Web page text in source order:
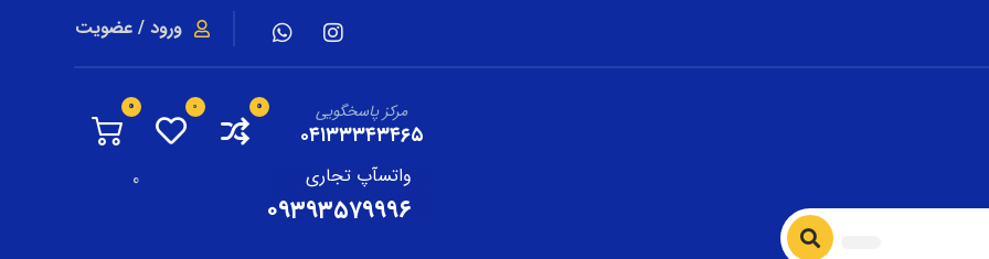
ورود / عضویت
0
مرکز پاسخگویی
۰۴۱۳۳۳۴۳۴۶۵
واتسآپ تجاری
۰۹۳۹۳۵۷۹۹۹۶